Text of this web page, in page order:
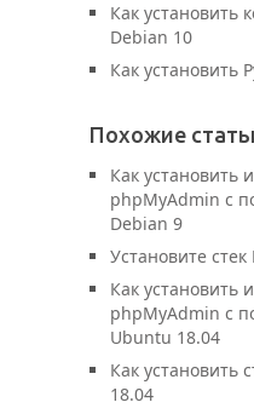
Как установить
Debian 10
Как установить
Похожие
Как установить
phpMyAdmin с
Debian 9
Установите
Как установить
phpMyAdmin с
Ubuntu 18.04
Как установить
18.04